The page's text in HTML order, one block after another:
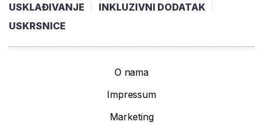
USKLAĐIVANJE
INKLUZIVNI DODATAK
USKRSNICE
O nama
Impressum
Marketing